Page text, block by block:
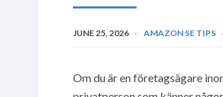
JUNE 25, 2026 AMAZON SE TIPS
Om du är en företagsägare